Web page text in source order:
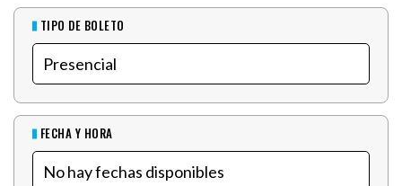
TIPO DE BOLETO
FECHA Y HORA